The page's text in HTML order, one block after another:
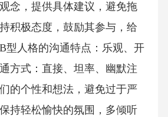
念，提供具体建议，避免拖
积极态度，鼓励其参与，给
型人格的沟通特点：乐观、开
方式：直接、坦率、幽默注
的个性和想法，避免过于严
持轻松愉快的氛围，多倾听